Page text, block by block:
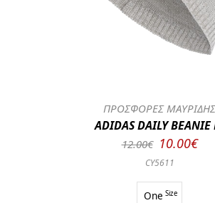
ΠΡΟΣΦΟΡΕΣ ΜΑΥΡΙΔΗΣ
ADIDAS DAILY BEANIE
12.00€ 10.00€
CY5611
One Size